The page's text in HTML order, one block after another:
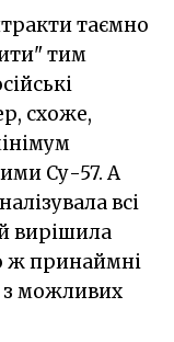
таємно
тим
схоже,
Су-57. А
всі
вирішила
ж принаймні
з можливих